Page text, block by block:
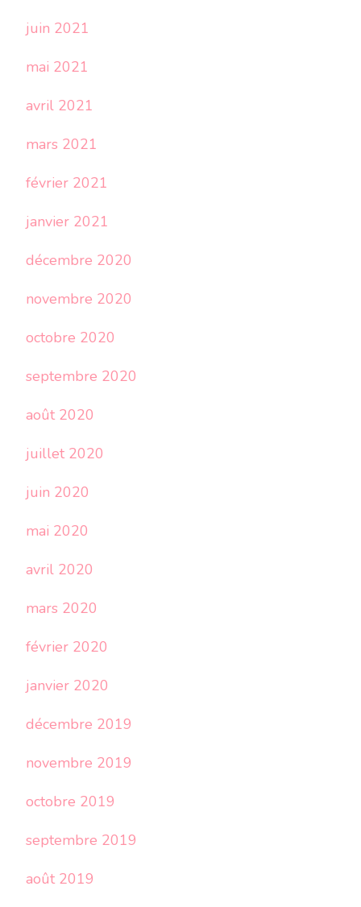
juin 2021
mai 2021
avril 2021
mars 2021
février 2021
janvier 2021
décembre 2020
novembre 2020
octobre 2020
septembre 2020
août 2020
juillet 2020
juin 2020
mai 2020
avril 2020
mars 2020
février 2020
janvier 2020
décembre 2019
novembre 2019
octobre 2019
septembre 2019
août 2019